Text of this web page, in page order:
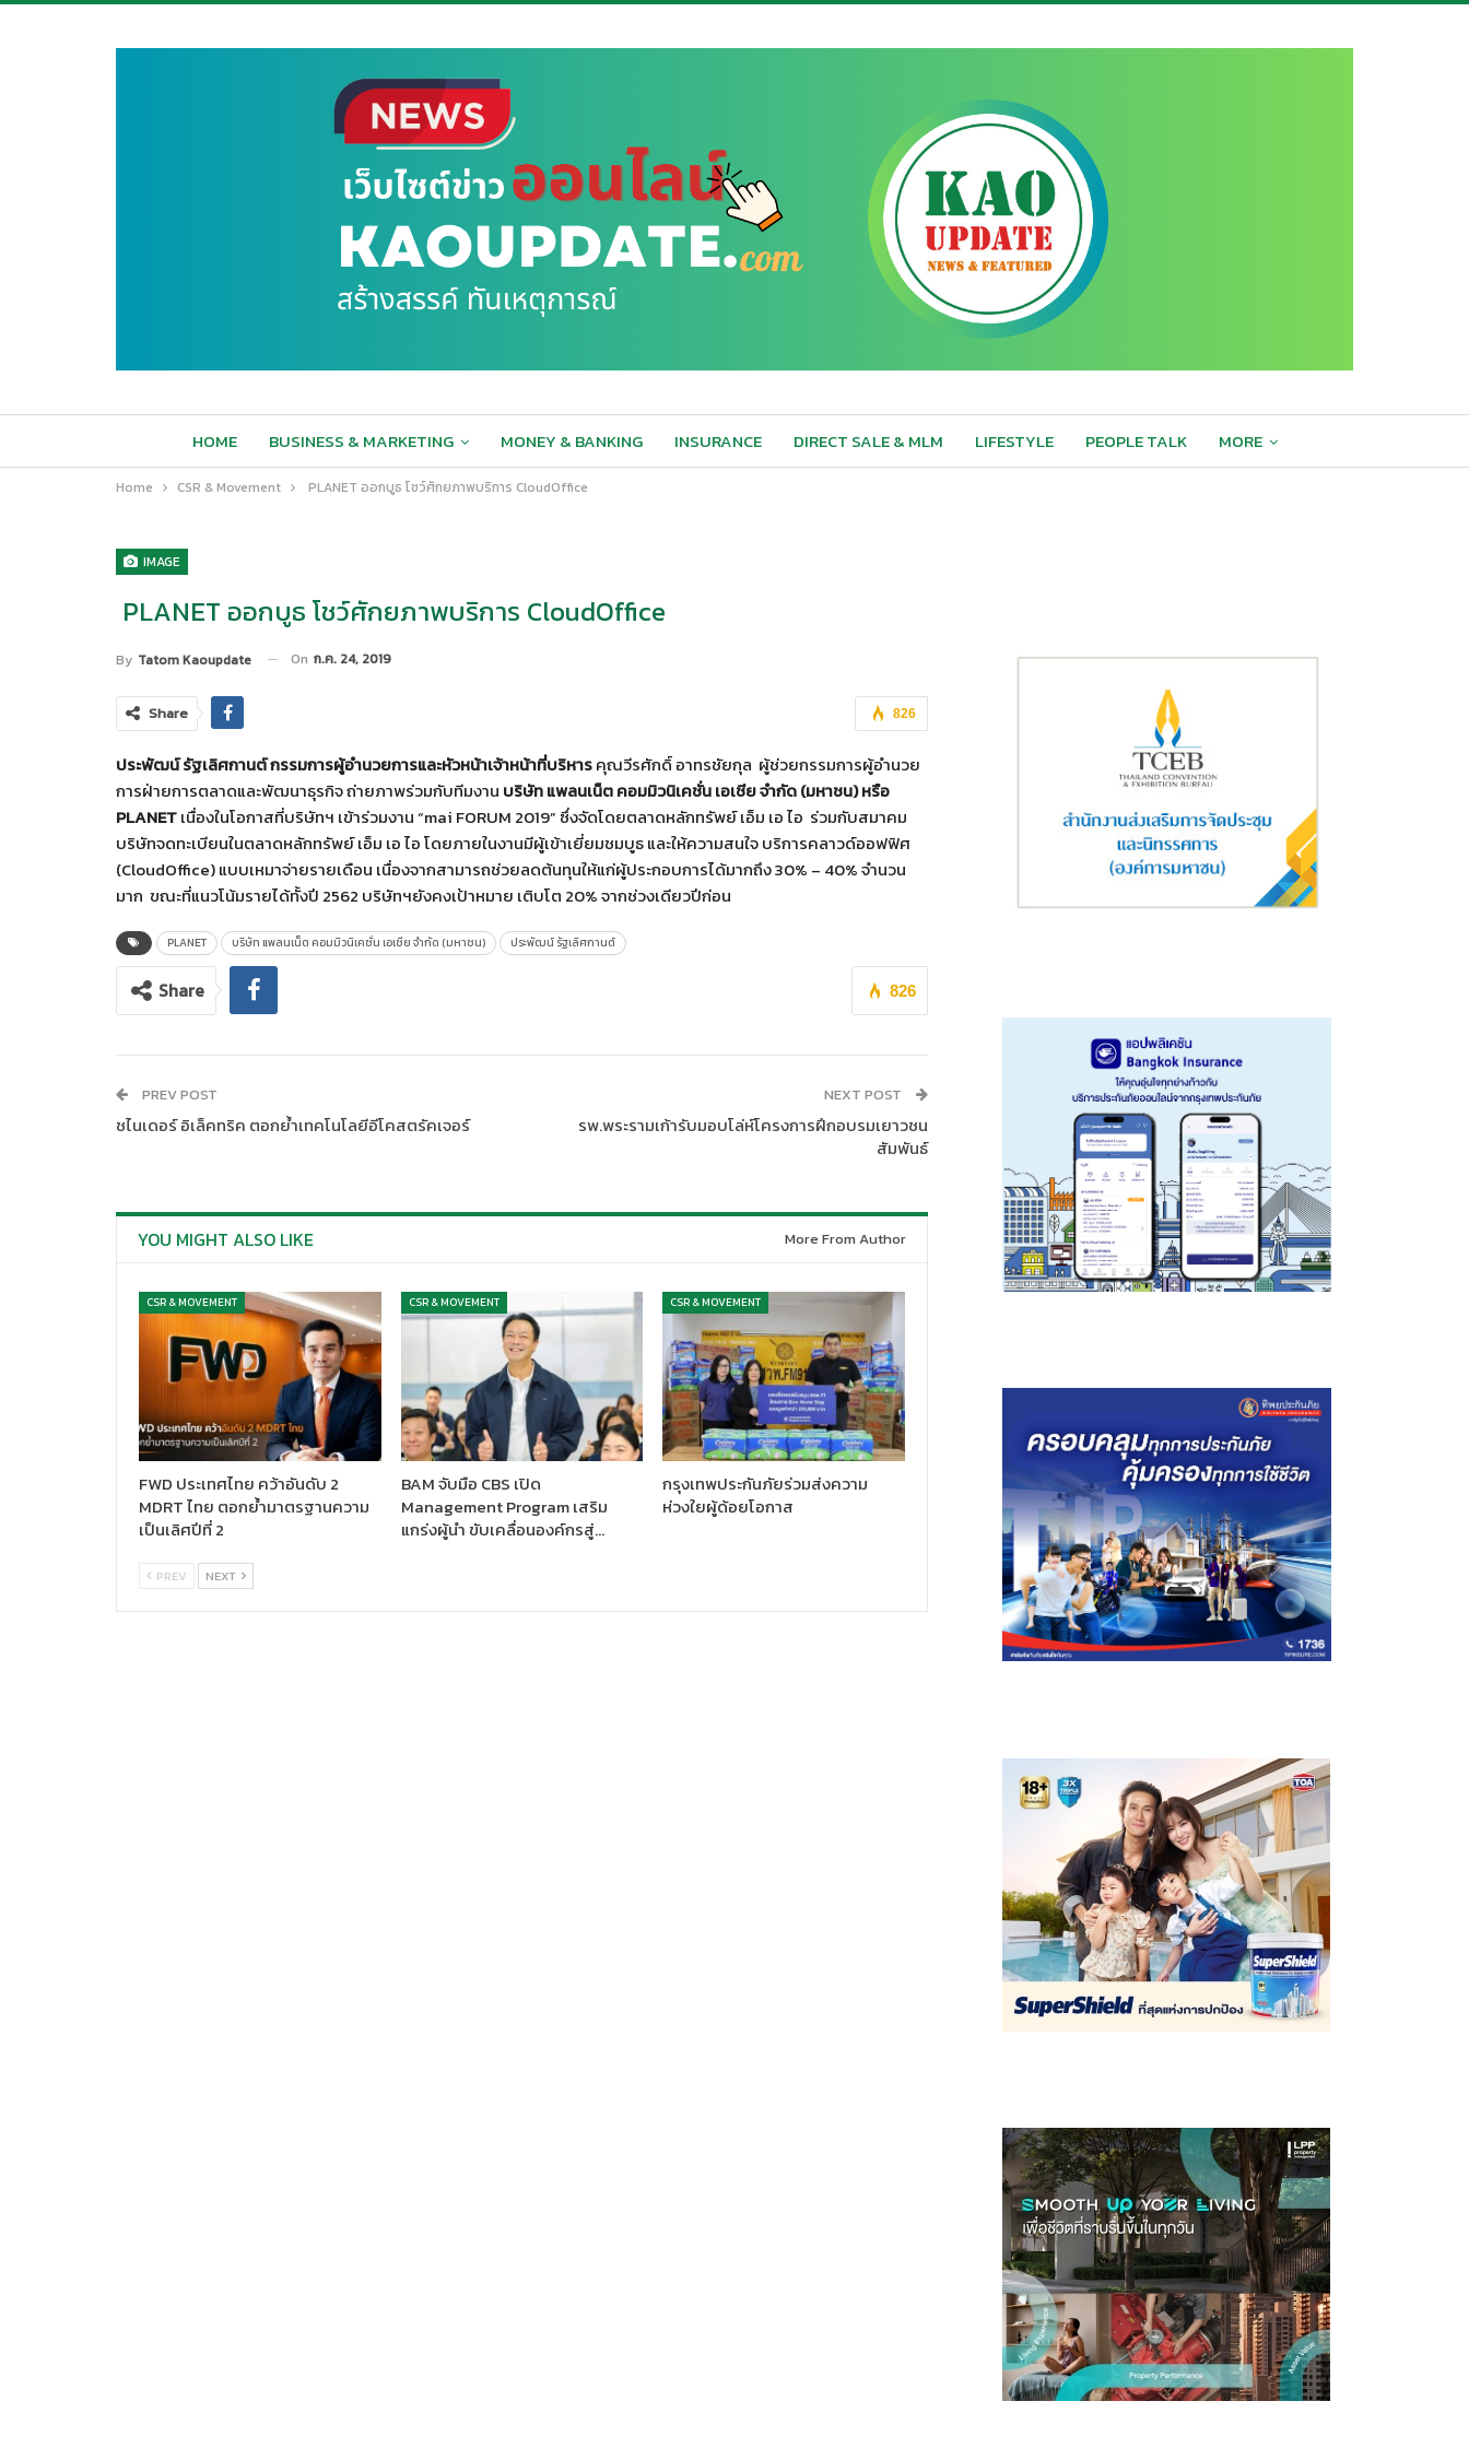
HOME BUSINESS & MARKETING MONEY & BANKING INSURANCE DIRECT SALE & MLM LIFESTYLE PEOPLE TALK MORE
Home CSR & Movement PLANET ออกบูธ โชว์ศักยภาพบริการ CloudOffice
IMAGE
PLANET ออกบูธ โชว์ศักยภาพบริการ CloudOffice
By Tatom Kaoupdate On ก.ค. 24, 2019
826
Share
ประพัฒน์ รัฐเลิศกานต์ กรรมการผู้อำนวยการและหัวหน้าเจ้าหน้าที่บริหารคุณวีรศักดิ์ อาทรชัยกุล ผู้ช่วยกรรมการผู้อำนวย
การฝ่ายการตลาดและพัฒนาธุรกิจ ถ่ายภาพร่วมกับทีมงาน บริษัท แพลนเน็ต คอมมิวนิเคชั่น เอเชีย จำกัด (มหาชน) หรือ
PLANETเนื่องในโอกาสที่บริษัทฯ เข้าร่วมงาน “mai FORUM 2019” ซึ่งจัดโดยตลาดหลักทรัพย์ เอ็ม เอ ไอ ร่วมกับสมาคม
บริษัทจดทะเบียนในตลาดหลักทรัพย์ เอ็ม เอ ไอ โดยภายในงานมีผู้เข้าเยี่ยมชมบูธ และให้ความสนใจ บริการคลาวด์ออฟฟิศ
(CloudOffice) แบบเหมาจ่ายรายเดือน เนื่องจากสามารถช่วยลดต้นทุนให้แก่ผู้ประกอบการได้มากถึง 30% – 40% จำนวน
มาก ขณะที่แนวโน้มรายได้ทั้งปี 2562 บริษัทฯยังคงเป้าหมาย เติบโต 20% จากช่วงเดียวปีก่อน
PLANET บริษัท แพลนเน็ต คอมมิวนิเคชั่น เอเชีย จำกัด (มหาชน) ประพัฒน์ รัฐเลิศกานต์
826
Share
PREV POST
ชไนเดอร์ อิเล็คทริค ตอกย้ำเทคโนโลยีอีโคสตรัคเจอร์
NEXT POST
รพ.พระรามเก้ารับมอบโล่ห์โครงการฝึกอบรมเยาวชน
สัมพันธ์
YOU MIGHT ALSO LIKE More From Author
CSR & MOVEMENT
FWD ประเทศไทย คว้าอันดับ 2
MDRT ไทย ตอกย้ำมาตรฐานความ
เป็นเลิศปีที่ 2
CSR & MOVEMENT
BAM จับมือ CBS เปิด
Management Program เสริม
แกร่งผู้นำ ขับเคลื่อนองค์กรสู่…
CSR & MOVEMENT
กรุงเทพประกันภัยร่วมส่งความ
ห่วงใยผู้ด้อยโอกาส
PREV NEXT